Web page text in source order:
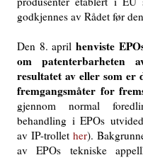
godkjennes av Rådet før
Den 8. april henviste
om patenterbarheten
resultatet av eller som er
fremgangsmåter for
gjennom normal
behandling i EPOs
av IP-trollether).
av EPOs tekniske